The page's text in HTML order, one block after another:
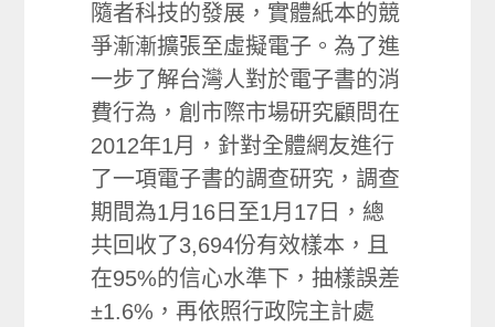
隨者科技的發展，實體紙本的競
爭漸漸擴張至虛擬電子。為了進
一步了解台灣人對於電子書的消
費行為，創市際市場研究顧問在
2012年1月，針對全體網友進行
了一項電子書的調查研究，調查
期間為1月16日至1月17日，總
共回收了3,694份有效樣本，且
在95%的信心水準下，抽樣誤差
±1.6%，再依照行政院主計處